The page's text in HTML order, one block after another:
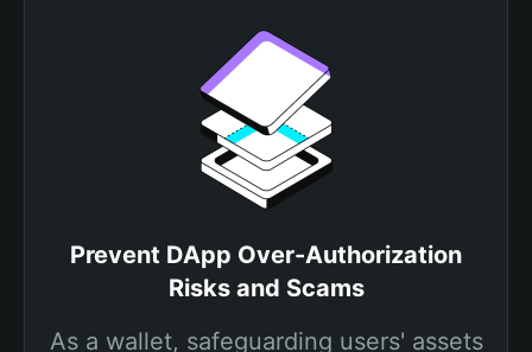
Prevent DApp Over-Authorization
Risks and Scams
As a wallet, safeguarding users' assets